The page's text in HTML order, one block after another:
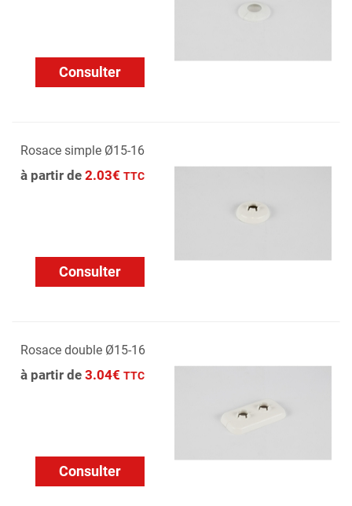
Consulter
Rosace simple Ø15-16
à partir de 2.03€ TTC
Consulter
Rosace double Ø15-16
à partir de 3.04€ TTC
Consulter